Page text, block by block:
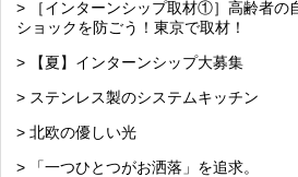
> ［インターンシップ取材①］高齢者の
ショックを防ごう！東京で取材！
> 【夏】インターンシップ大募集
> ステンレス製のシステムキッチン
> 北欧の優しい光
> 「一つひとつがお洒落」を追求。